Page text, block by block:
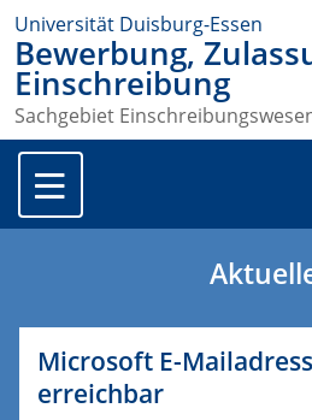
Universität Duisburg-Essen
Bewerbung,
Einschreibung
Sachgebiet
Microsoft E-
erreichbar